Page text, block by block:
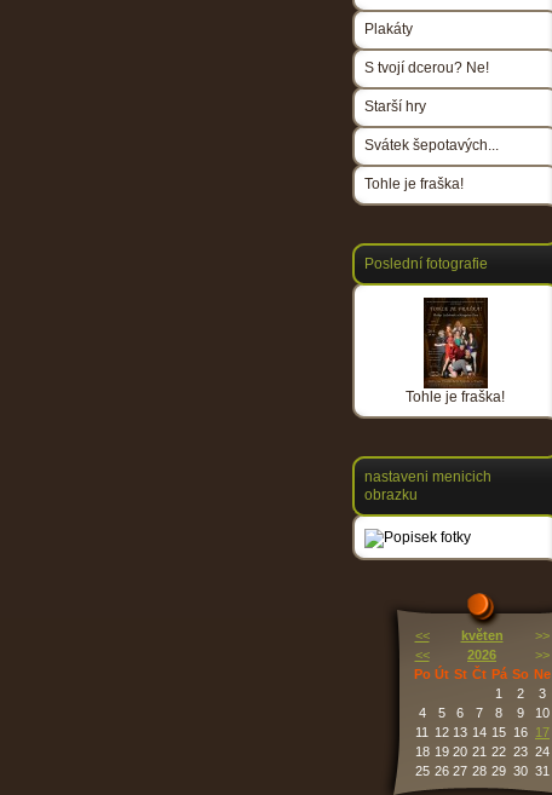
Plakáty
S tvojí dcerou? Ne!
Starší hry
Svátek šepotavých...
Tohle je fraška!
Poslední fotografie
Tohle je fraška!
nastaveni menicich
obrazku
<< květen
>>
<<
2026
>>
Po Út St Čt Pá So Ne
1
2
3
4
5 6 7 8 9
10
11
12 13 14 15 16
17
18 19 20 21 22 23 24
25 26 27 28 29 30 31